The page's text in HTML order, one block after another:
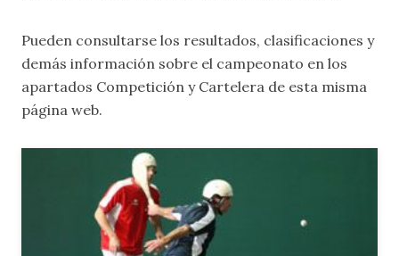
Pueden consultarse los resultados, clasificaciones y
demás información sobre el campeonato en los
apartados Competición y Cartelera de esta misma
página web.